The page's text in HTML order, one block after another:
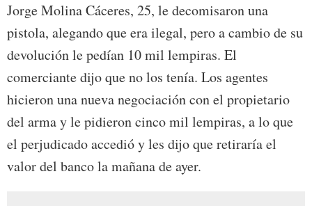
Jorge Molina Cáceres, 25, le decomisaron una
pistola, alegando que era ilegal, pero a cambio de su
devolución le pedían 10 mil lempiras. El
comerciante dijo que no los tenía. Los agentes
hicieron una nueva negociación con el propietario
del arma y le pidieron cinco mil lempiras, a lo que
el perjudicado accedió y les dijo que retiraría el
valor del banco la mañana de ayer.